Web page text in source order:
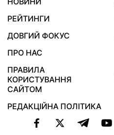
РЕЙТИНГИ
ДОВГИЙ ФОКУС
ПРО НАС
ПРАВИЛА
КОРИСТУВАННЯ
САЙТОМ
РЕДАКЦІЙНА ПОЛІТИКА